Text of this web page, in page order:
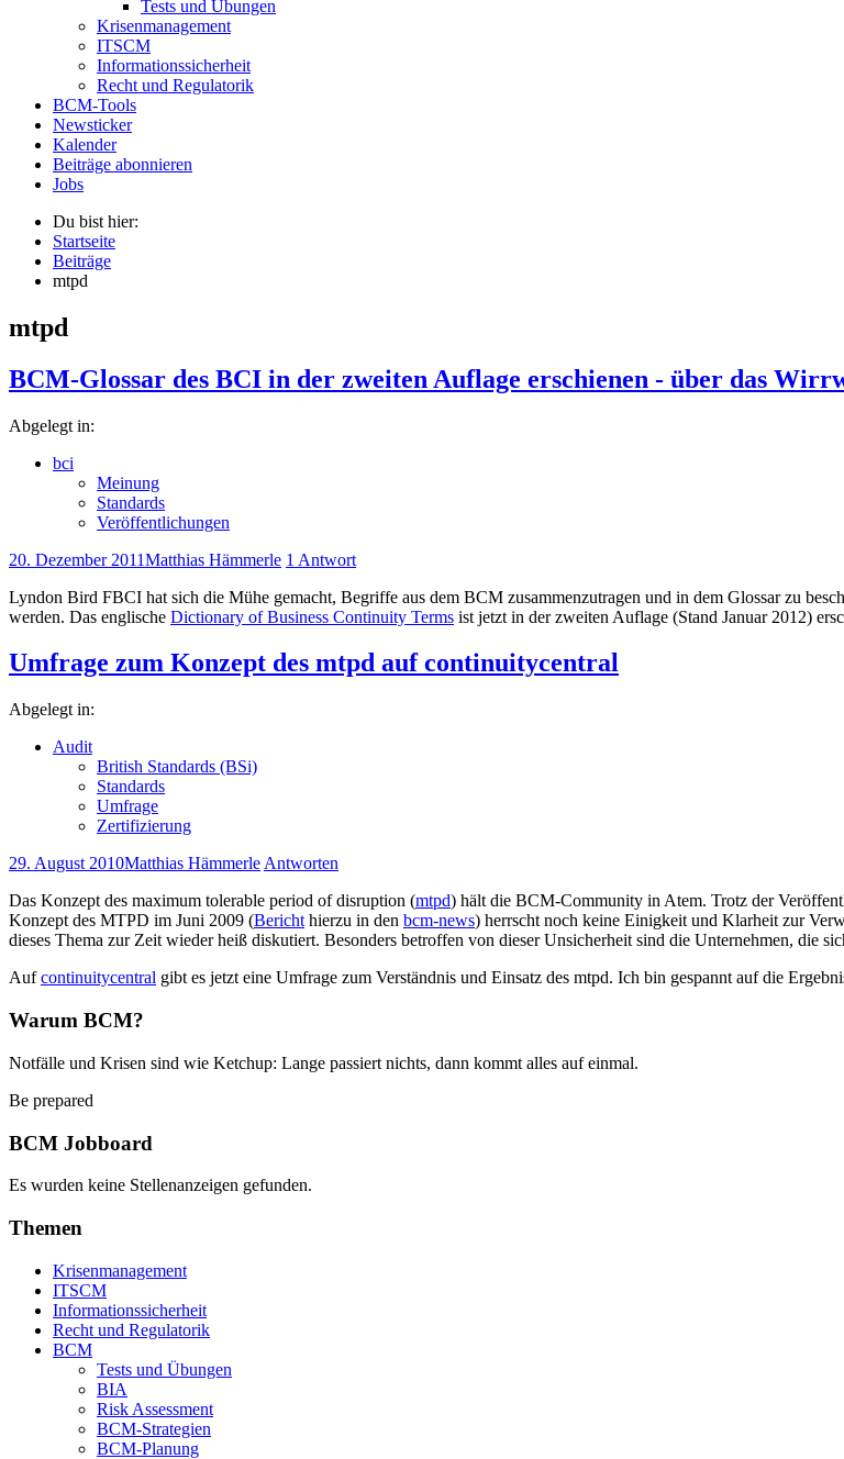
Tests und Übungen
Krisenmanagement
ITSCM
Informationssicherheit
Recht und Regulatorik
BCM-Tools
Newsticker
Kalender
Beiträge abonnieren
Jobs
Du bist hier:
Startseite
Beiträge
mtpd
mtpd
BCM-Glossar des BCI in der zweiten Auflage erschienen - über das
Abgelegt in:
bci
Meinung
Standards
Veröffentlichungen
20. Dezember 2011Matthias Hämmerle 1 Antwort
Lyndon Bird FBCI hat sich die Mühe gemacht, Begriffe aus dem BCM zusammenzutragen und in dem Glossar zu
werden. Das englische Dictionary of Business Continuity Terms ist jetzt in der zweiten Auflage (Stand Januar 2012)
Umfrage zum Konzept des mtpd auf continuitycentral
Abgelegt in:
Audit
British Standards (BSi)
Standards
Umfrage
Zertifizierung
29. August 2010Matthias Hämmerle Antworten
Das Konzept des maximum tolerable period of disruption (mtpd) hält die BCM-Community in Atem. Trotz der
Konzept des MTPD im Juni 2009 (Bericht hierzu in den bcm-news) herrscht noch keine Einigkeit und Klarheit zur
dieses Thema zur Zeit wieder heiß diskutiert. Besonders betroffen von dieser Unsicherheit sind die Unternehmen, die
Aufcontinuitycentral gibt es jetzt eine Umfrage zum Verständnis und Einsatz des mtpd. Ich bin gespannt auf die
Warum BCM?
Notfälle und Krisen sind wie Ketchup: Lange passiert nichts, dann kommt alles auf einmal.
Be prepared
BCM Jobboard
Es wurden keine Stellenanzeigen gefunden.
Themen
Krisenmanagement
ITSCM
Informationssicherheit
Recht und Regulatorik
BCM
Tests und Übungen
BIA
Risk Assessment
BCM-Strategien
BCM-Planung